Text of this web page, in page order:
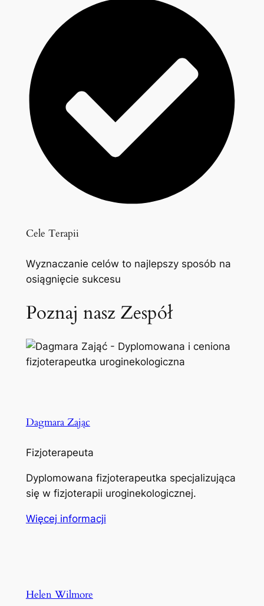
Cele Terapii
Wyznaczanie celów to najlepszy sposób na
osiągnięcie sukcesu
Poznaj nasz Zespół
Dagmara Zając
Fizjoterapeuta
Dyplomowana fizjoterapeutka specjalizująca
się w fizjoterapii uroginekologicznej.
Więcej informacji
Helen Wilmore